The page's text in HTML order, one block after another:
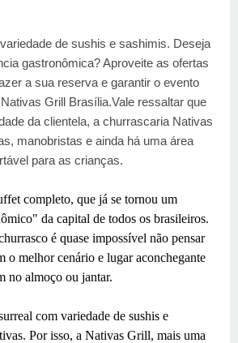
de sushis e sashimis. Deseja
gastronômica? Aproveite as ofertas
a sua reserva e garantir o evento
Grill Brasília.Vale ressaltar que
da clientela, a churrascaria Nativas
manobristas e ainda há uma área
para as crianças.
completo, que já se tornou um
da capital de todos os brasileiros.
é quase impossível não pensar
o melhor cenário e lugar aconchegante
no almoço ou jantar.
com variedade de sushis e
Por isso, a Nativas Grill, mais uma